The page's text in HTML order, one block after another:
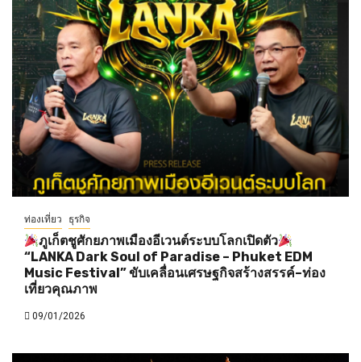
ท่องเที่ยว ธุรกิจ
ภูเก็ตชูศักยภาพเมืองอีเวนต์ระบบโลกเปิดตัว
“LANKA Dark Soul of Paradise – Phuket EDM
Music Festival” ขับเคลื่อนเศรษฐกิจสร้างสรรค์–ท่อง
เที่ยวคุณภาพ
09/01/2026